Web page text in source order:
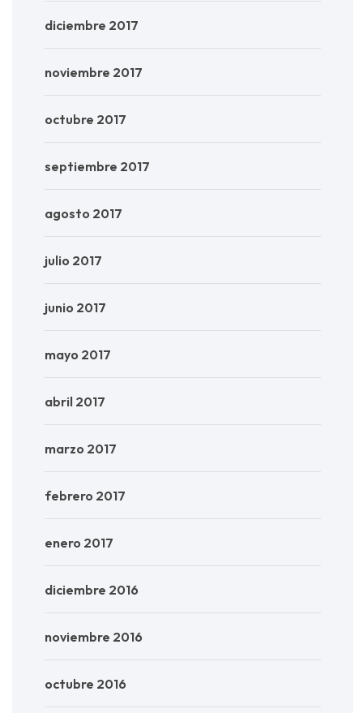
diciembre 2017
noviembre 2017
octubre 2017
septiembre 2017
agosto 2017
julio 2017
junio 2017
mayo 2017
abril 2017
marzo 2017
febrero 2017
enero 2017
diciembre 2016
noviembre 2016
octubre 2016